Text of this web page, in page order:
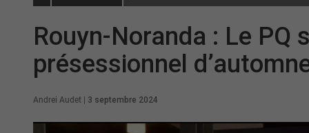
Rouyn-Noranda : Le PQ
présessionnel
Andrei Audet 3 septembre 2024